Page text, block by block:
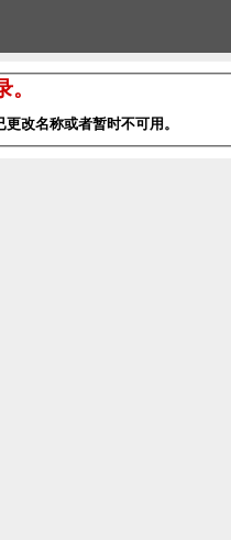
改名称或者暂时不可用。